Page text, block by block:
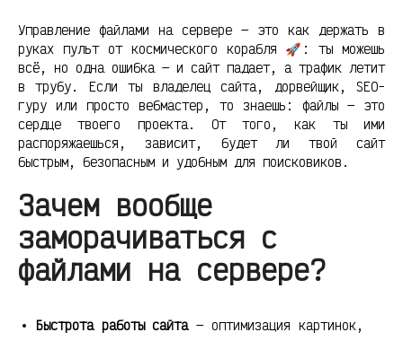
Управление файлами на сервере — это как держать в
руках пульт от космического корабля 🚀: ты можешь
всё, но одна ошибка — и сайт падает, а трафик летит
в трубу. Если ты владелец сайта, дорвейщик, SEO-
гуру или просто вебмастер, то знаешь: файлы — это
сердце твоего проекта. От того, как ты ими
распоряжаешься, зависит, будет ли твой сайт
быстрым, безопасным и удобным для поисковиков.
Зачем вообще
заморачиваться с
файлами на сервере?
Быстрота работы сайта— оптимизация картинок,